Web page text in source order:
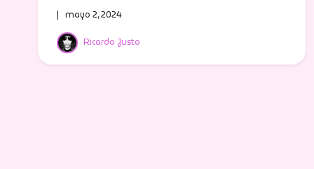
Ricardo Justo
| mayo 2, 2024